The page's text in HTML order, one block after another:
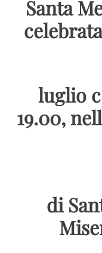
Santa
luglio
19.00,
di